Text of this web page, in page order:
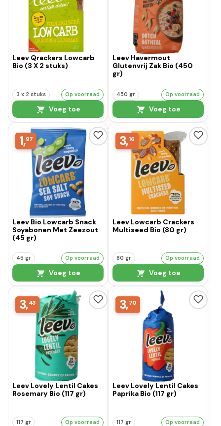
Leev Qrackers Lowcarb
Bio (3 X 2 stuks)
3 x 2 stuks Op voorraad
Voeg toe
Leev Havermout
Glutenvrij Zak Bio (450
gr)
450 gr Op voorraad
Voeg toe
1,97
Leev Bio Lowcarb Snack
Soyabonen Met Zeezout
(45 gr)
45 gr Op voorraad
Voeg toe
3,16
Leev Lowcarb Crackers
Multiseed Bio (80 gr)
80 gr Op voorraad
Voeg toe
3,43
Leev Lovely Lentil Cakes
Rosemary Bio (117 gr)
117 gr Op voorraad
3,70
Leev Lovely Lentil Cakes
Paprika Bio (117 gr)
117 gr Op voorraad